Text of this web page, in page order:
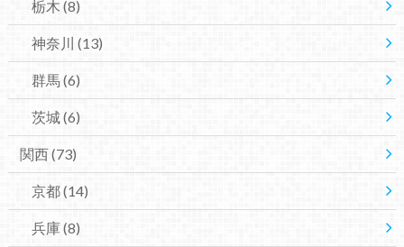
栃木 (8)
神奈川 (13)
群馬(6)
茨城(6)
関西(73)
京都(14)
兵庫(8)